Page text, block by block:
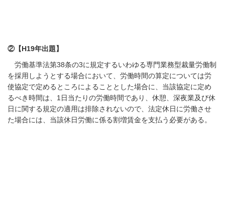
②【H19年出題】
労働基準法第38条の3に規定するいわゆる専門業務型裁量労働制
を採用しようとする場合において、労働時間の算定については労
使協定で定めるところによることとした場合に、当該協定に定め
るべき時間は、 1 日当たりの労働時間であり、休憩、深夜業及び休
日に関する規定の適用は排除されないので、法定休日に労働させ
た場合には、当該休日労働に係る割増賃金を支払う必要がある。